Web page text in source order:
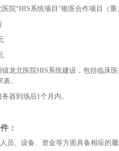
院“HIS系统项目”银医合作项目 （重
镇龙北医院HIS系统建设，包括临床
。
务器到场后1个月内。
：
员、设备、资金等方面具备相应的履